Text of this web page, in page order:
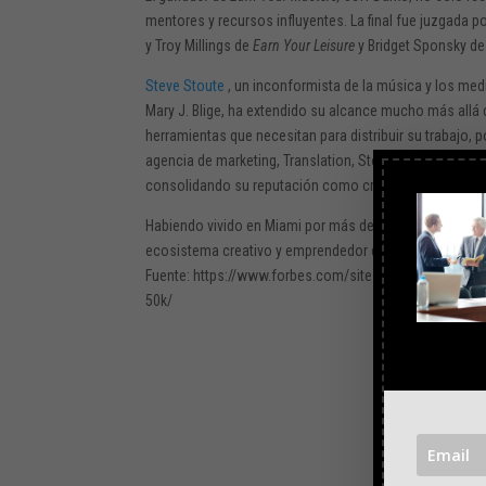
mentores y recursos influyentes. La final fue juzgada
y Troy Millings deEarn Your Leisurey Bridget Sponsky de
Steve Stoute , un inconformista de la música y los
Mary J. Blige, ha extendido su alcance mucho más
herramientas que necesitan para distribuir su trabajo,
agencia de marketing, Translation, Stoute ha
consolidando su reputación como creador de
Habiendo vivido en Miami por más de una década,
ecosistema creativo y emprendedor de Miami, como
Fuente: https://www.forbes.com/sites/
50k/